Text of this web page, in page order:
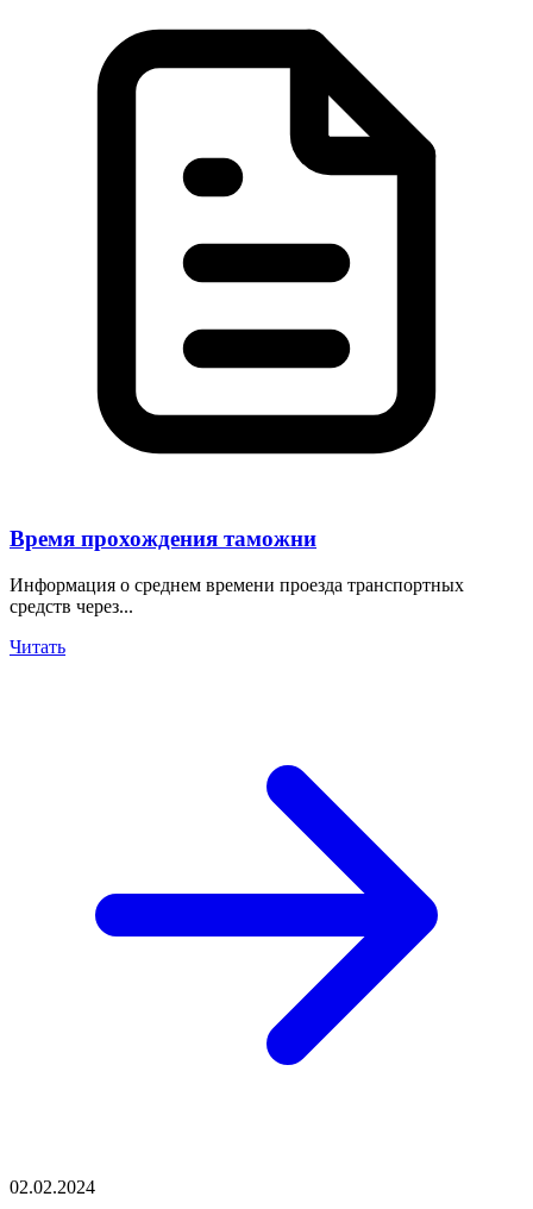
Время прохождения таможни
Информация о среднем времени проезда транспортных
средств через...
Читать
02.02.2024